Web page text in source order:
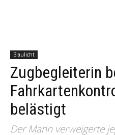
Blaulicht
Zugbegleiterin
belästigt
Der Mann verweigerte